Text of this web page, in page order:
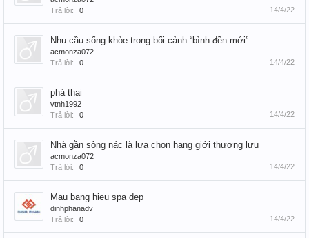
Trả lời:
0 14/4/22
Nhu cầu sống khỏe trong bối cảnh “bình đền mới”
acmonza072
Trả lời:
0 14/4/22
phá thai
vtnh1992
Trả lời:
0 14/4/22
Nhà gần sông nác là lựa chọn hạng giới thượng lưu
acmonza072
Trả lời:
0 14/4/22
Mau bang hieu spa dep
dinhphanadv
Trả lời:
0 14/4/22